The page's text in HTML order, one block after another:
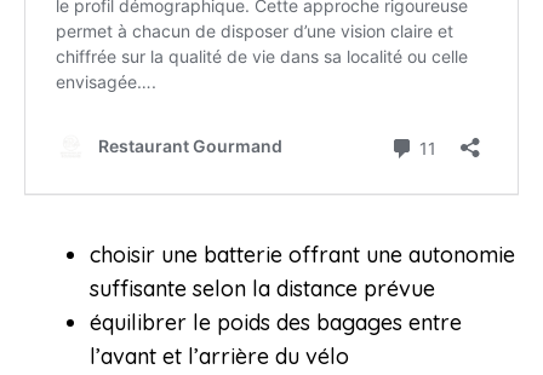
choisir une batterie offrant une autonomie
suffisante selon la distance prévue
équilibrer le poids des bagages entre
l’avant et l’arrière du vélo